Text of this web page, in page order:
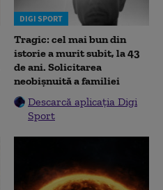
DIGI SPORT
Tragic: cel mai bun din
istorie a murit subit, la 43
de ani. Solicitarea
neobișnuită a familiei
Descarcă aplicația Digi
Sport